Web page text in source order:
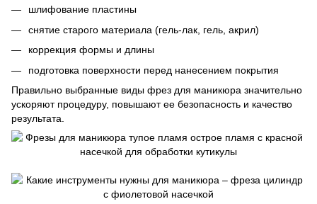
шлифование пластины
снятие старого материала (гель-лак, гель, акрил)
коррекция формы и длины
подготовка поверхности перед нанесением покрытия
Правильно выбранные виды фрез для маникюра значительно
ускоряют процедуру, повышают ее безопасность и качество
результата.